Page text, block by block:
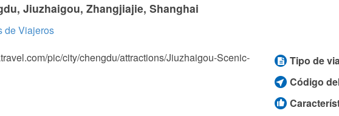
Jiuzhaigou, Zhangjiajie, Shanghai
de Viajeros
Tipo de
Código